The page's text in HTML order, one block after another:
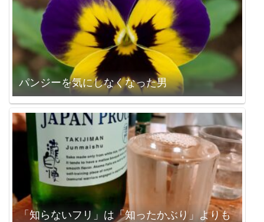
パンジーを気にしなくなった男
「知らないフリ」は「知ったかぶり」よりも